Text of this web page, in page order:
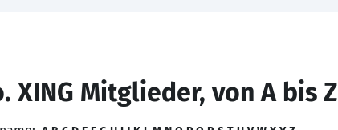
XING Mitglieder, von A bis Z